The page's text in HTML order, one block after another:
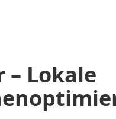
– Lokale